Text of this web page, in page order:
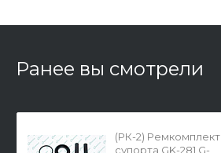
Ранее вы смотрели
(РК-2) Ремкомплект
супорта GK-281 G-